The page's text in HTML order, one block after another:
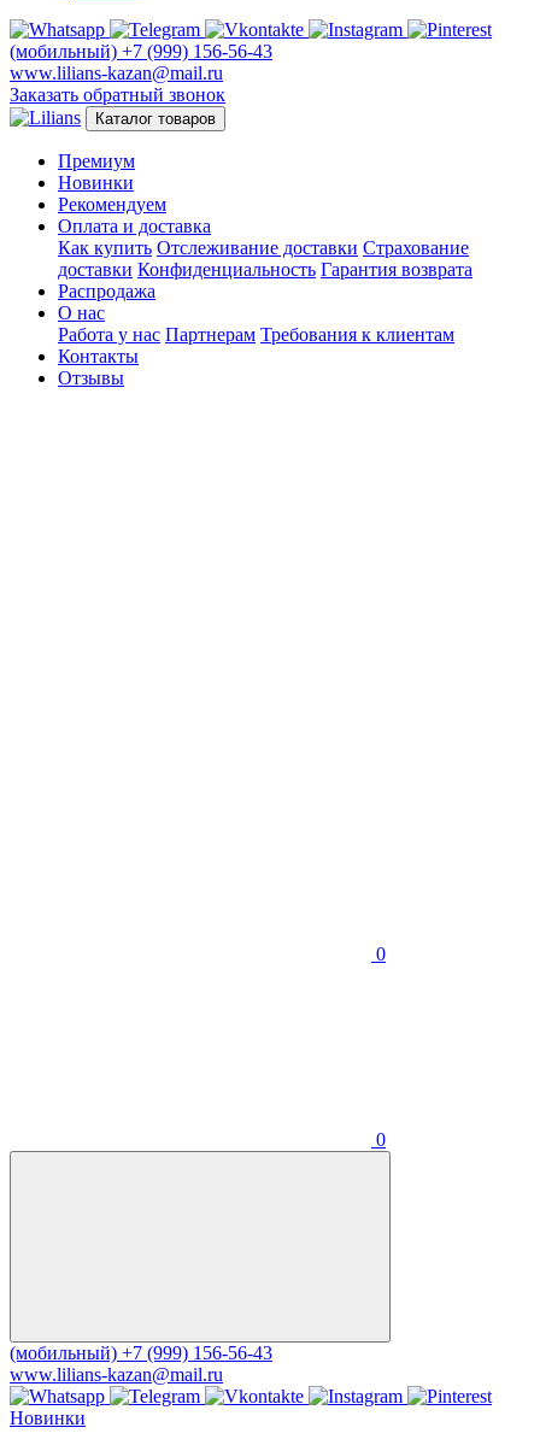
(мобильный) +7 (999) 156-56-43
www.lilians-kazan@mail.ru
Заказать обратный звонок
Каталог товаров
Премиум
Новинки
Рекомендуем
Оплата и доставка
Как купить Отслеживание доставки Страхование
доставки Конфиденциальность Гарантия возврата
Распродажа
О нас
Работа у нас Партнерам Требования к клиентам
Контакты
Отзывы
0
0
(мобильный) +7 (999) 156-56-43
www.lilians-kazan@mail.ru
Новинки